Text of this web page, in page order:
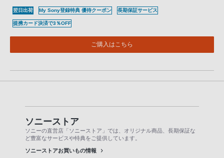
翌日出荷 My Sony登録特典 優待クーポン 長期保証サービス
提携カード決済で3％OFF
ご購入はこちら
ソニーストア
ソニーの直営店「ソニーストア」では、オリジナル商品、長期保証な
ど豊富なサービスや特典をご提供しています。
ソニーストアお買いもの情報